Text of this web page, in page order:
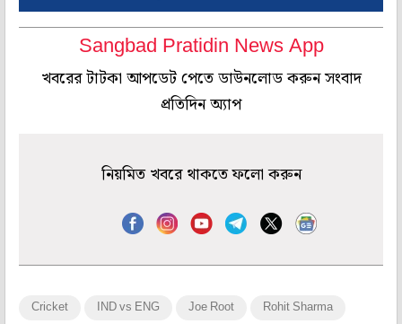
Sangbad Pratidin News App
খবরের টাটকা আপডেট পেতে ডাউনলোড করুন সংবাদ
প্রতিদিন অ্যাপ
নিয়মিত খবরে থাকতে ফলো করুন
Cricket IND vs ENG Joe Root Rohit Sharma